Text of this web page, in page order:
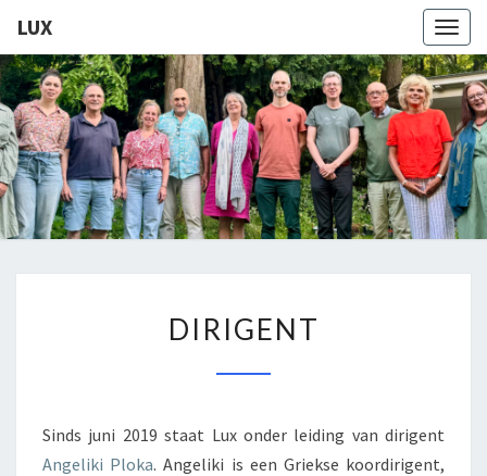
LUX
LUX
Kamerkoor
Onder
Leiding
Van
Angeliki
Ploka
DIRIGENT
Sinds juni 2019 staat Lux onder leiding van dirigent
Angeliki Ploka. Angeliki is een Griekse koordirigent,